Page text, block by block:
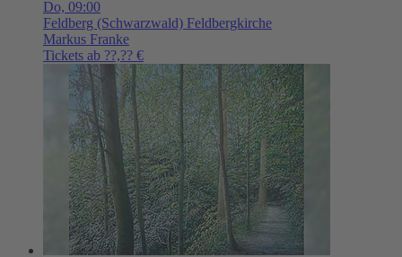
Do, 09:00
Feldberg (Schwarzwald) Feldbergkirche
Markus Franke
Tickets ab ??,?? €